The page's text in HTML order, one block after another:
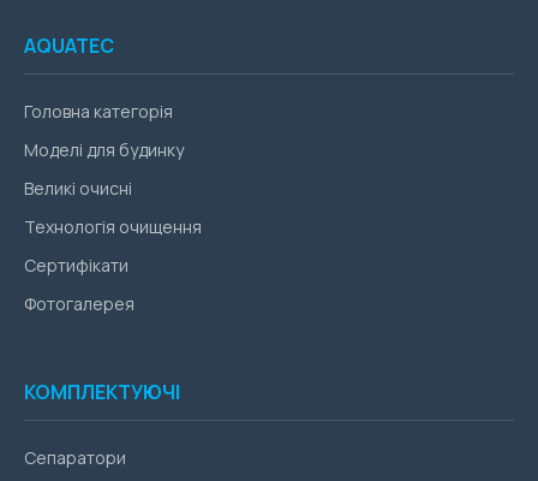
AQUATEC
Головна категорія
Моделі для будинку
Великі очисні
Технологія очищення
Сертифікати
Фотогалерея
КОМПЛЕКТУЮЧІ
Сепаратори